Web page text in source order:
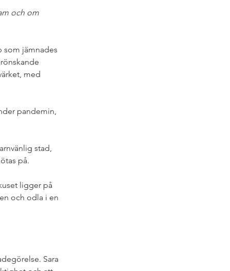
och om
som jämnades
med
pandemin,
stad,
på.
ligger på
och odla i en
Sara